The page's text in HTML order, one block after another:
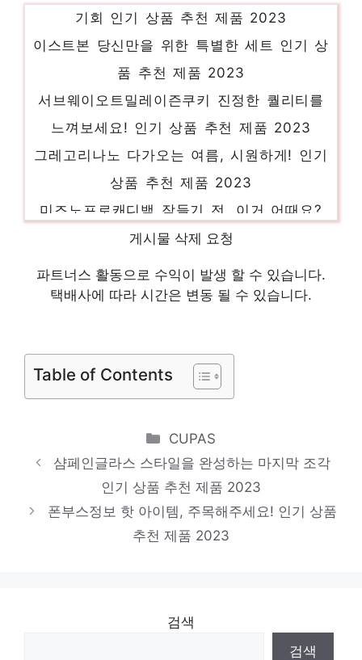
기회 인기 상품 추천 제품 2023
이스트본 당신만을 위한 특별한 세트 인기 상
품 추천 제품 2023
서브웨이오트밀레이즌쿠키 진정한 퀄리티를
느껴보세요! 인기 상품 추천 제품 2023
그레고리나노 다가오는 여름, 시원하게! 인기
상품 추천 제품 2023
미즈노프로캐디백 잠들기 전, 이거 어때요?
인기 상품 추천 제품 2023
무한한 가치 인기 상품 추천 제품 2023
일동후디스하이뮨프로틴밸런스g 소장가치
게시물 삭제 요청
파트너스 활동으로 수익이 발생 할 수 있습니다.
택배사에 따라 시간은 변동 될 수 있습니다.
Table of Contents
Categories
CUPAS
샴페인글라스 스타일을 완성하는 마지막 조각
인기 상품 추천 제품 2023
폰부스정보 핫 아이템, 주목해주세요! 인기 상품
추천 제품 2023
검색
검색